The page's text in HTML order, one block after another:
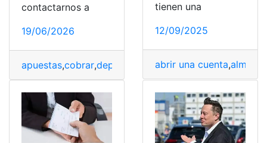
contactarnos a
19/06/2026
apuestas,cobrar,deportivas Ganancias Impuestos,
tienen una
12/09/2025
abrir una cuenta,